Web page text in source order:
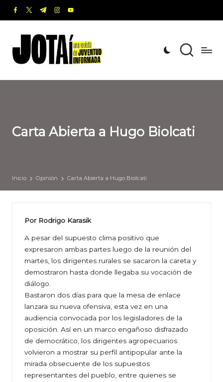
Saltar
contenido
facebook.com
twitter.com
t.me instagram.com
youtube.com
o
t
revista
de
Informada
Carta Abierta a Hugo Biolcati
Inicio Opinión Carta Abierta a Hugo Biolcati
Por Rodrigo Karasik
A pesar del supuesto clima positivo que
expresaron ambas partes luego de la reunión del
martes, los dirigentes rurales se sacaron la careta y
demostraron hasta donde llegaba su vocación de
diálogo.
Bastaron dos días para que la mesa de enlace
lanzara su nueva ofensiva, esta vez en una
audiencia convocada por los legisladores de la
oposición. Así en un marco engañoso disfrazado
de democrático, los dirigentes agropecuarios
volvieron a mostrar su perfil antipopular ante la
mirada obsecuente de los supuestos
representantes del pueblo, entre quienes se